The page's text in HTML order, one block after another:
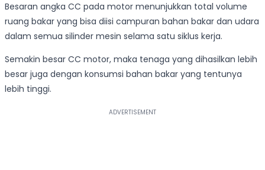
Besaran angka CC pada motor menunjukkan total volume
ruang bakar yang bisa diisi campuran bahan bakar dan udara
dalam semua silinder mesin selama satu siklus kerja.
Semakin besar CC motor, maka tenaga yang dihasilkan lebih
besar juga dengan konsumsi bahan bakar yang tentunya
lebih tinggi.